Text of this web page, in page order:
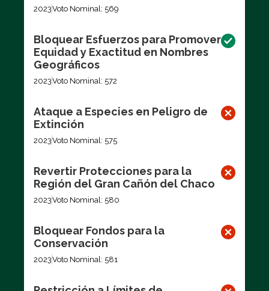
2023Voto Nominal: 569
Bloquear Esfuerzos para Promover
Equidad y Exactitud en Nombres
Geográficos
2023Voto Nominal: 572
Ataque a Especies en Peligro de
Extinción
2023Voto Nominal: 575
Revertir Protecciones para la
Región del Gran Cañón del Chaco
2023Voto Nominal: 580
Bloquear Fondos para la
Conservación
2023Voto Nominal: 581